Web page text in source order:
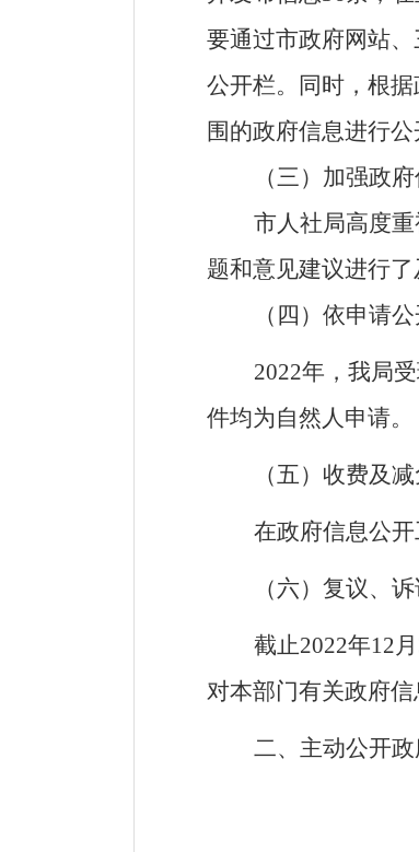
要通过市政府网站、
公开栏。同时，根
围的政府信息进行公
（三）加强政
市人社局高度
题和意见建议进行
（四）依申请
2022年，我局
件均为自然人申请。
（五）收费及
在政府信息公
（六）复议、
截止2022年12
对本部门有关政府
二、主动公开